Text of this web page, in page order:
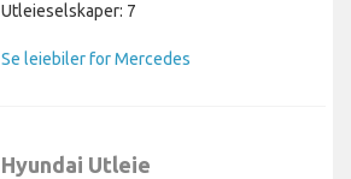
Utleieselskaper: 7
Se leiebiler for Mercedes
Hyundai Utleie